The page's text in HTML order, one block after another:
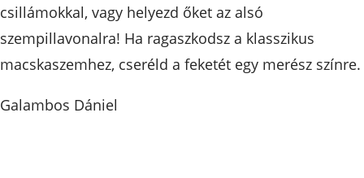
csillámokkal, vagy helyezd őket az alsó
szempillavonalra! Ha ragaszkodsz a klasszikus
macskaszemhez, cseréld a feketét egy merész színre.
Galambos Dániel